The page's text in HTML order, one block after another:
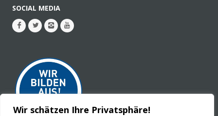
Wir schätzen Ihre Privatsphäre!
SOCIAL MEDIA